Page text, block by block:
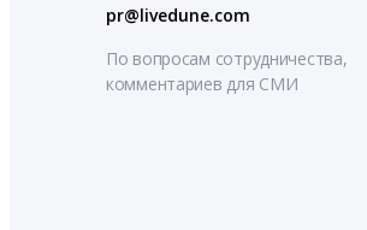
pr@livedune.com
По вопросам сотрудничества,
комментариев для СМИ